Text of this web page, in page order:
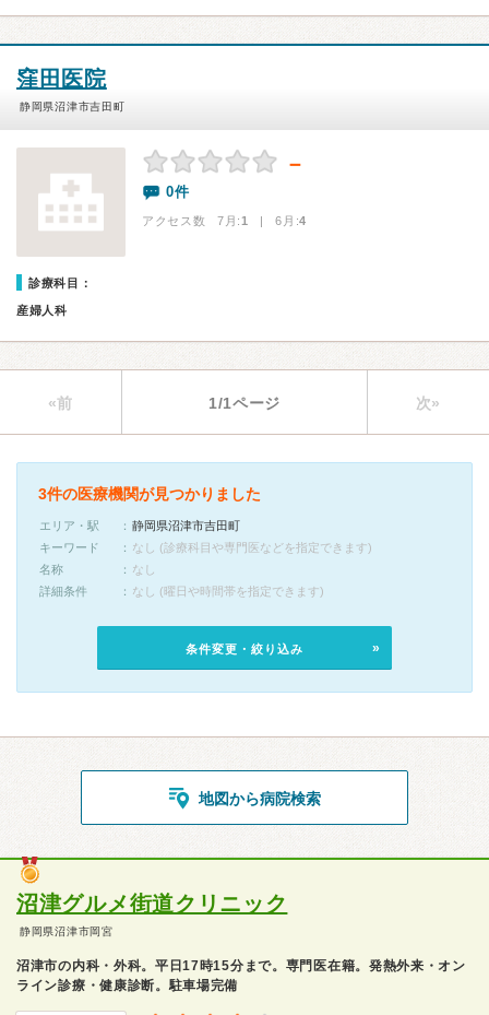
窪田医院
静岡県沼津市吉田町
－
0件
アクセス数 7月:1 | 6月:4
診療科目：
産婦人科
«前 1/1ページ 次»
3件の医療機関が見つかりました
エリア・駅
静岡県沼津市吉田町
キーワード
なし (診療科目や専門医などを指定できます)
名称
なし
詳細条件
なし (曜日や時間帯を指定できます)
条件変更・絞り込み
地図から病院検索
沼津グルメ街道クリニック
静岡県沼津市岡宮
沼津市の内科・外科。平日17時15分まで。専門医在籍。発熱外来・オン
ライン診療・健康診断。駐車場完備